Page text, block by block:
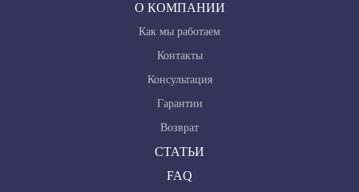
О КОМПАНИИ
Как мы работаем
Контакты
Консультация
Гарантии
Возврат
СТАТЬИ
FAQ